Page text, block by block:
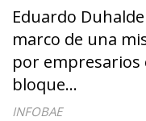
Eduardo
marco de una
por empresarios
bloque...
INFOBAE